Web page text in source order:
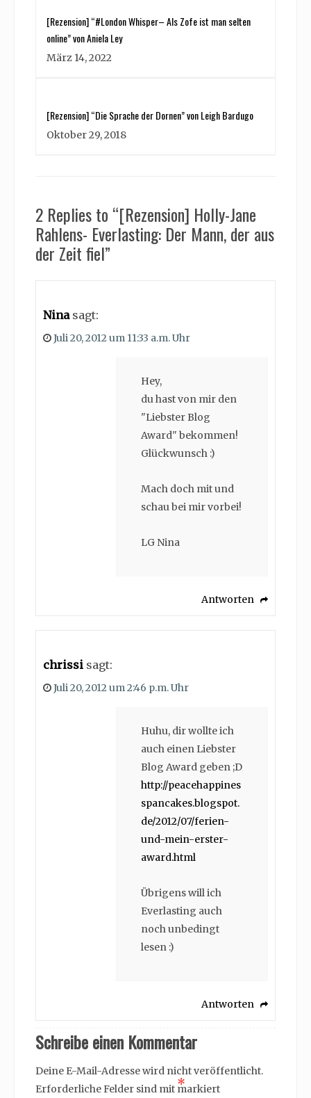
[Rezension] “#London Whisper– Als Zofe ist man selten
online” von Aniela Ley
März 14, 2022
[Rezension] “Die Sprache der Dornen” von Leigh Bardugo
Oktober 29, 2018
2 Replies to “[Rezension] Holly-Jane
Rahlens- Everlasting: Der Mann, der aus
der Zeit fiel”
Nina sagt:
Juli 20, 2012 um 11:33 a.m. Uhr
Hey,
du hast von mir den
"Liebster Blog
Award" bekommen!
Glückwunsch :)
Mach doch mit und
schau bei mir vorbei!
LG Nina
Antworten
chrissi sagt:
Juli 20, 2012 um 2:46 p.m. Uhr
Huhu, dir wollte ich
auch einen Liebster
Blog Award geben ;D
http://peacehappines
spancakes.blogspot.
de/2012/07/ferien-
und-mein-erster-
award.html
Übrigens will ich
Everlasting auch
noch unbedingt
lesen :)
Antworten
Schreibe einen Kommentar
Deine E-Mail-Adresse wird nicht veröffentlicht.
Erforderliche Felder sind mit *
markiert